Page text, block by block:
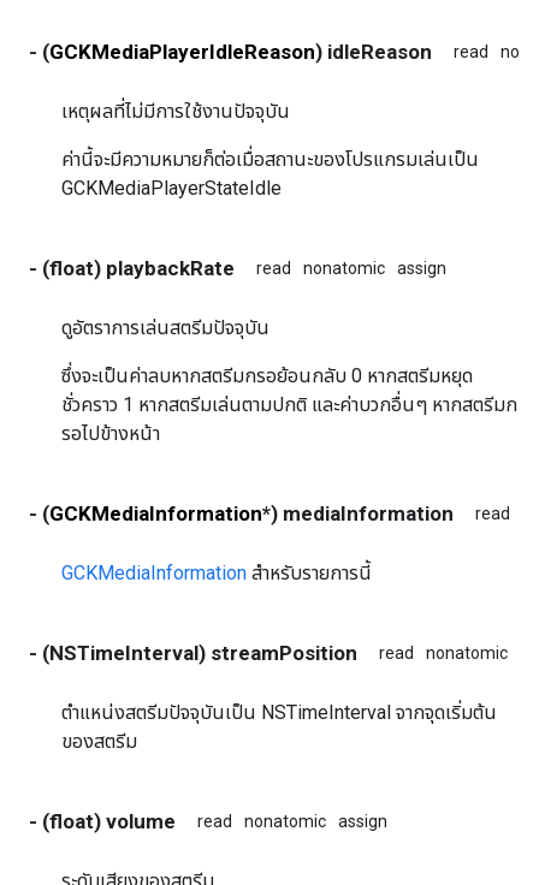
- (GCKMediaPlayerIdleReason) idleReason read
เหตุผลที่ไม่มีการใช้งานปัจจุบัน
ค่านี้จะมีความหมายก็ต่อเมื่อสถานะของโปรแกรมเล่นเป็น
GCKMediaPlayerStateIdle
- (float) playbackRate read nonatomic assign
ดูอัตราการเล่นสตรีมปัจจุบัน
ซึ่งจะเป็นค่าลบหากสตรีมกรอย้อนกลับ 0 หากสตรีมหยุด
ชั่วคราว 1 หากสตรีมเล่นตามปกติ และค่าบวกอื่นๆ หากสตรีมก
รอไปข้างหน้า
- (GCKMediaInformation*) mediaInformation read
GCKMediaInformation สำหรับรายการนี้
- (NSTimeInterval) streamPosition read nonatomic
ตำแหน่งสตรีมปัจจุบันเป็น NSTimeInterval จากจุดเริ่มต้น
ของสตรีม
- (float) volume read nonatomic assign